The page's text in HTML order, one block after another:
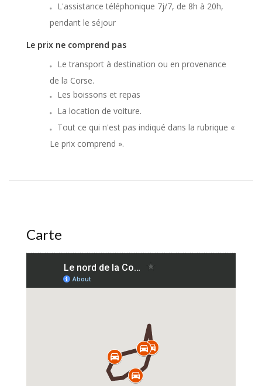
L'assistance téléphonique 7j/7, de 8h à 20h,
pendant le séjour
Le prix ne comprend pas
Le transport à destination ou en provenance
de la Corse.
Les boissons et repas
La location de voiture.
Tout ce qui n'est pas indiqué dans la rubrique «
Le prix comprend ».
Carte